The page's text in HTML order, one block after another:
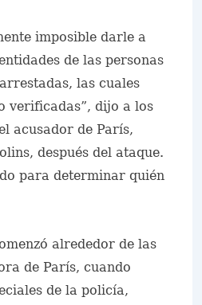
imposible darle a
de las personas
las cuales
verificadas”, dijo a los
acusador de París,
después del ataque.
para determinar quién
alrededor de las
de París, cuando
de la policía,